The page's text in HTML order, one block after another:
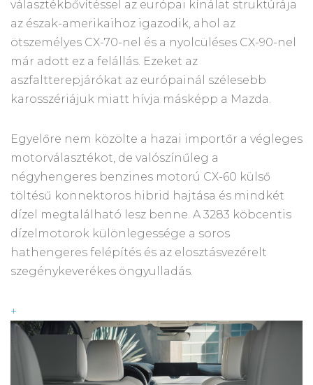
választékbővítéssel az európai kínálat struktúrája
az észak-amerikaihoz igazodik, ahol az
ötszemélyes CX-70-nel és a nyolcüléses CX-90-nel
már adott ez a felállás. Ezeket az
aszfaltterepjárókat az európainál szélesebb
karosszériájuk miatt hívja másképp a Mazda.
Egyelőre nem közölte a hazai importőr a végleges
motorválasztékot, de valószínűleg a
négyhengeres benzines motorú CX-60 külső
töltésű konnektoros hibrid hajtása és mindkét
dízel megtalálható lesz benne. A 3283 köbcentis
dízelmotorok különlegessége a soros
hathengeres felépítés és az elosztásvezérelt
szegénykeverékes öngyulladás.
+